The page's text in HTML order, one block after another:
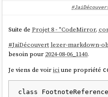
Suite deProjet 8 - "CodeMirror,
#JaiDécouvert lezer-markdown-
besoin pour 2024-08-06_1140.
Je viens de voiriciune propriété
class